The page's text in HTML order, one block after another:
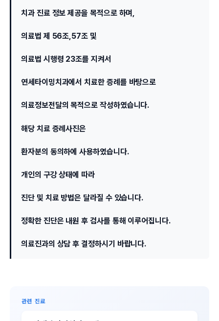
치과 진료 정보 제공을 목적으로 하며,
의료법 제 56조,57조 및
의료법 시행령 23조를 지켜서
연세타이밍치과에서 치료한 증례를 바탕으로
의료정보전달의 목적으로 작성하였습니다.
해당 치료 증례사진은
환자분의 동의하에 사용하였습니다.
개인의 구강 상태에 따라
진단 및 치료 방법은 달라질 수 있습니다.
정확한 진단은 내원 후 검사를 통해 이루어집니다.
의료진과의 상담 후 결정하시기 바랍니다.
관련 진료